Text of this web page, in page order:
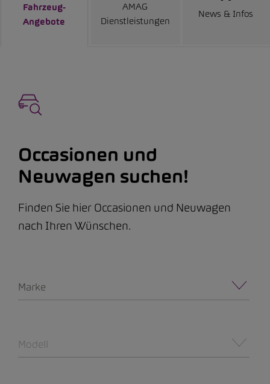
Fahrzeug-
Angebote
AMAG
Dienstleistungen
News & Infos
Occasionen und
Neuwagen suchen!
Finden Sie hier Occasionen und Neuwagen
nach Ihren Wünschen.
Marke
Modell